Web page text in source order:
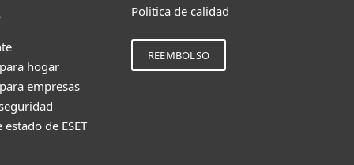
hogar
empresas
de ESET
Politica de calidad
REEMBOLSO